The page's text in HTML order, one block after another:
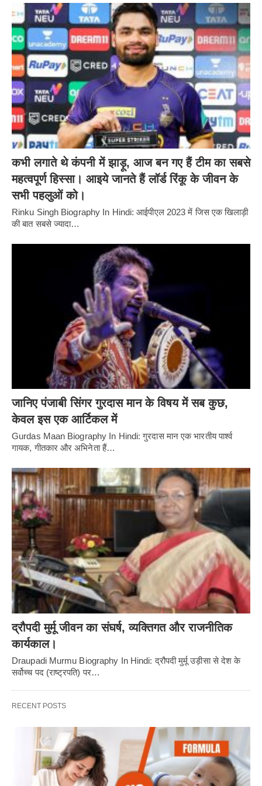
कभी लगाते थे कंपनी में झाड़ू, आज बन गए हैं टीम का सबसे
महत्वपूर्ण हिस्सा। आइये जानते हैं लॉर्ड रिंकू के जीवन के
सभी पहलुओं को।
Rinku Singh Biography In Hindi: आईपीएल 2023 में जिस एक खिलाड़ी
की बात सबसे ज्यादा…
जानिए पंजाबी सिंगर गुरदास मान के विषय में सब कुछ,
केवल इस एक आर्टिकल में
Gurdas Maan Biography In Hindi: गुरदास मान एक भारतीय पार्श्व
गायक, गीतकार और अभिनेता हैं…
द्रौपदी मुर्मू जीवन का संघर्ष, व्यक्तिगत और राजनीतिक
कार्यकाल।
Draupadi Murmu Biography In Hindi: द्रौपदी मुर्मू उड़ीसा से देश के
सर्वोच्च पद (राष्ट्रपति) पर…
RECENT POSTS